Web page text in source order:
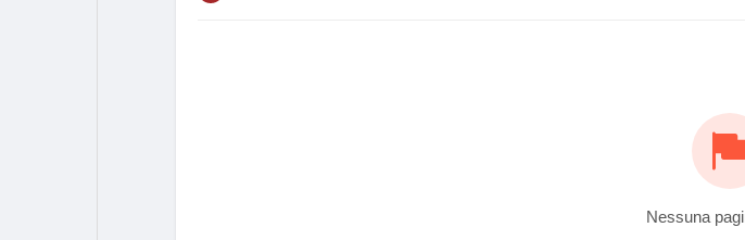
Nessuna